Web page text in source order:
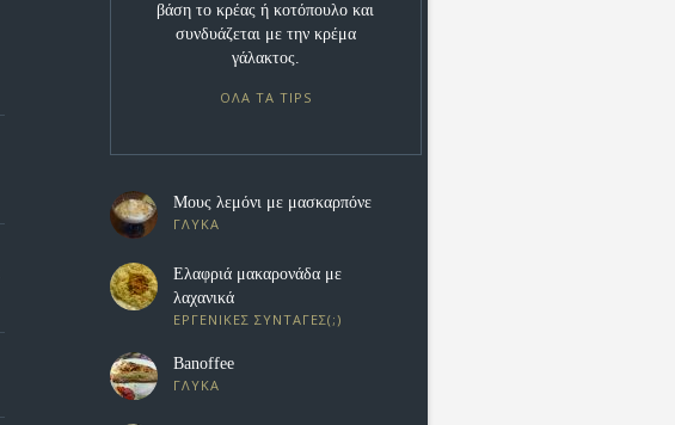
βάση το κρέας ή κοτόπουλο και
συνδυάζεται με την κρέμα
γάλακτος.
ΟΛΑ ΤΑ TIPS
Μους λεμόνι με μασκαρπόνε
ΓΛΥΚΑ
Eλαφριά μακαρονάδα με
λαχανικά
ΕΡΓΕΝΙΚΕΣ ΣΥΝΤΑΓΕΣ(;)
Banoffee
ΓΛΥΚΑ